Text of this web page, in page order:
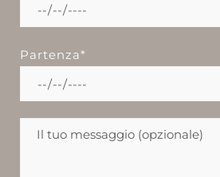
Partenza*